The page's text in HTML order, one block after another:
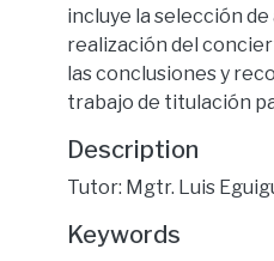
incluye la selección
realización del
las conclusiones y
trabajo de titulación
Description
Tutor: Mgtr. Luis
Keywords